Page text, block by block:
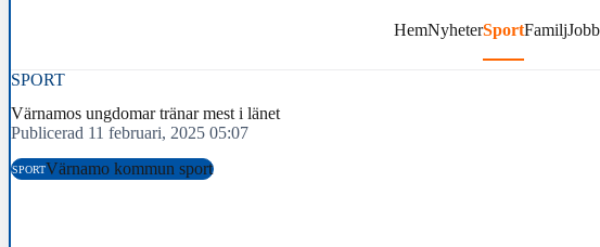
HemNyheterSportFamiljJobb
SPORT
Värnamos ungdomar tränar mest i länet
Publicerad 11 februari, 2025 05:07
SPORTVärnamo kommun sport